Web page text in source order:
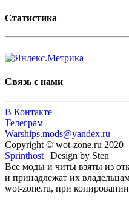
Статистика
Связь с нами
В Контакте
Телеграм
Warships.mods@yandex.ru
Copyright © wot-zone.ru 2020 |
Sprinthost | Design by Sten
Все моды и читы взяты из
и принадлежат их
wot-zone.ru, при